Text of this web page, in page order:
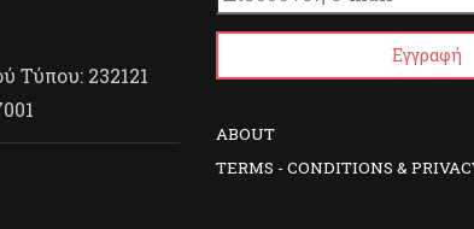
Τύπου: 232121
ABOUT
TERMS - CONDITIONS &